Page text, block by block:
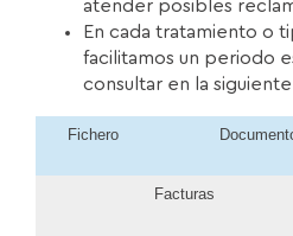
atender posibles
En cada tratamiento o
facilitamos un periodo
consultar en la
Fichero
Facturas